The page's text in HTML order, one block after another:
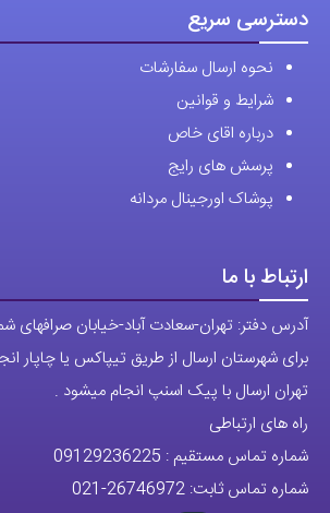
دسترسی سریع
نحوه ارسال سفارشات
شرایط و قوانین
درباره اقای خاص
پرسش های رایج
پوشاک اورجینال مردانه
ارتباط با ما
آدرس دفتر: تهران-سعادت آباد-خیابان صرافهای شمالی-
برای شهرستان ارسال از طریق تیپاکس یا چاپار
تهران ارسال با پیک اسنپ انجام میشود .
راه های ارتباطی
شماره تماس مستقیم : 09129236225
شماره تماس ثابت: 26746972
-021